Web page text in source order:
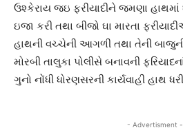
ઉશ્કેરાય જઇ ફરીયાદીને જમણા હાથમાં
ઇજા કરી તથા બીજો ઘા મારતા
હાથની વચ્ચેની આગળી તથા તેની
મોરબી તાલુકા પોલીસે બનાવની
ગુનો નોંધી ધોરણસરની કાર્યવાહી હાથ
- Advertisment -